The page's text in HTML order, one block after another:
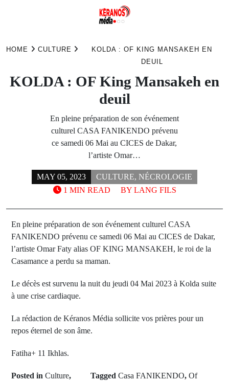
HOME CULTURE
KOLDA : OF KING MANSAKEH EN
DEUIL
KOLDA : OF King Mansakeh en
deuil
En pleine préparation de son événement
culturel CASA FANIKENDO prévenu
ce samedi 06 Mai au CICES de Dakar,
l’artiste Omar…
MAY 05, 2023 CULTURE, NÉCROLOGIE
BY LANG FILS
1 MIN READ
En pleine préparation de son événement culturel CASA
FANIKENDO prévenu ce samedi 06 Mai au CICES de Dakar,
l’artiste Omar Faty alias OF KING MANSAKEH, le roi de la
Casamance a perdu sa maman.
Le décès est survenu la nuit du jeudi 04 Mai 2023 à Kolda suite
à une crise cardiaque.
La rédaction de Kéranos Média sollicite vos prières pour un
repos éternel de son âme.
Fatiha+ 11 Ikhlas.
Posted in Culture,
TaggedCasa FANIKENDO,Of